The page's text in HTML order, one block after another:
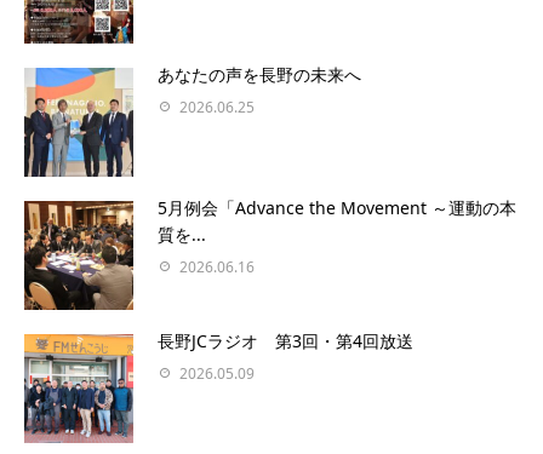
あなたの声を⻑野の未来へ
2026.06.25
5月例会「Advance the Movement ～運動の本
質を...
2026.06.16
長野JCラジオ 第3回・第4回放送
2026.05.09